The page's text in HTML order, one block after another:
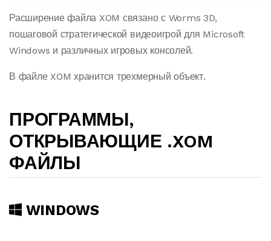
Расширение файла XOM связано с Worms 3D,
пошаговой стратегической видеоигрой для Microsoft
Windows и различных игровых консолей.
В файле XOM хранится трехмерный объект.
ПРОГРАММЫ,
ОТКРЫВАЮЩИЕ .XOM
ФАЙЛЫ
WINDOWS